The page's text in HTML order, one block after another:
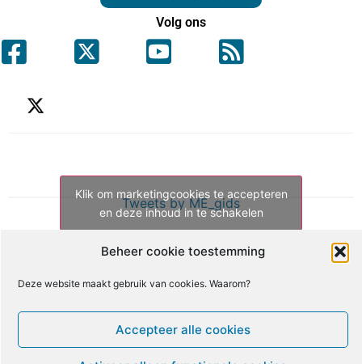
Beheer cookie toestemming
Deze website maakt gebruik van cookies. Waarom?
Accepteer alle cookies
Volg ons
Tweets by ME_gids
Klik om marketingcookies te accepteren
en deze inhoud in te schakelen